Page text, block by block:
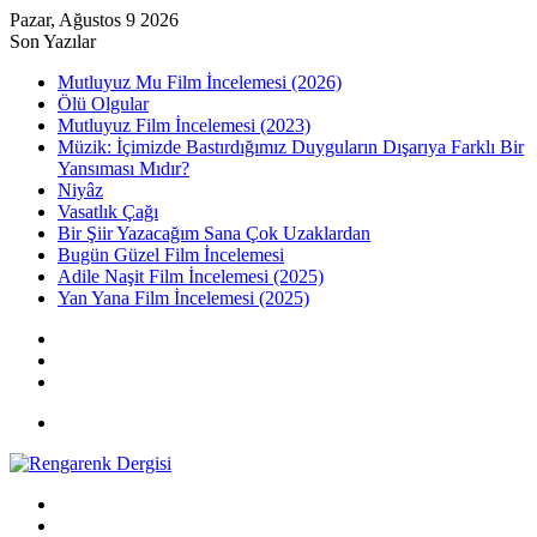
Pazar, Ağustos 9 2026
Son Yazılar
Mutluyuz Mu Film İncelemesi (2026)
Ölü Olgular
Mutluyuz Film İncelemesi (2023)
Müzik: İçimizde Bastırdığımız Duyguların Dışarıya Farklı Bir
Yansıması Mıdır?
Niyâz
Vasatlık Çağı
Bir Şiir Yazacağım Sana Çok Uzaklardan
Bugün Güzel Film İncelemesi
Adile Naşit Film İncelemesi (2025)
Yan Yana Film İncelemesi (2025)